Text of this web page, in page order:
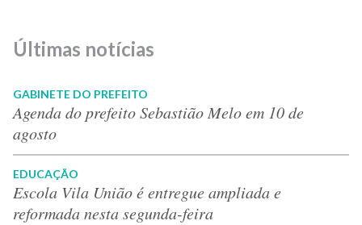
Últimas notícias
GABINETE DO PREFEITO
Agenda do prefeito Sebastião Melo em 10 de
agosto
EDUCAÇÃO
Escola Vila União é entregue ampliada e
reformada nesta segunda-feira